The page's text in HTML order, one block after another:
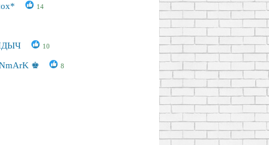
14
10
♚ 8